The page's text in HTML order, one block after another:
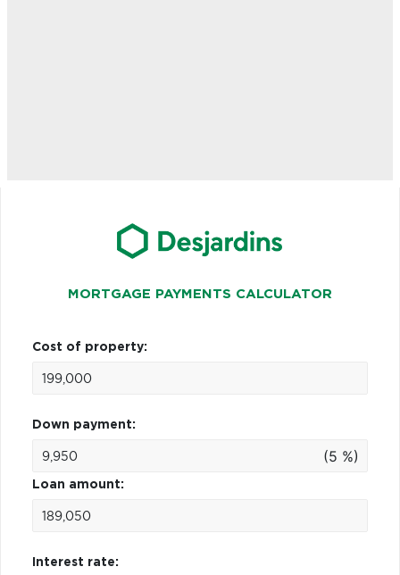
MORTGAGE PAYMENTS CALCULATOR
Cost of property:
Down payment:
(5 %)
Loan amount:
Interest rate: